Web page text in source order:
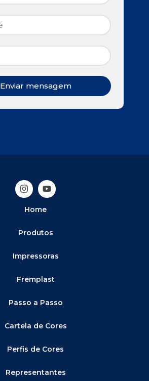
Enviar mensagem
Home
Produtos
Impressoras
Fremplast
Passo a Passo
Cartela de Cores
Perfis de Cores
Representantes